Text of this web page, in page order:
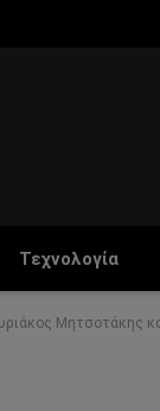
Τεχνολογία
Μητσοτάκης